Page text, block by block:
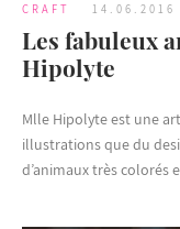
CRAFT 14.06.2016
Les fabuleux
Hipolyte
Mlle Hipolyte est une
illustrations que du
d’animaux très colorés